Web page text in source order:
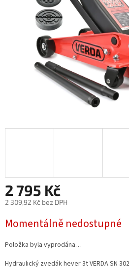
2 795 Kč
2 309,92 Kč bez DPH
cena:
Momentálně nedostupné
Položka byla vyprodána…
Hydraulický zvedák hever 3t VERDA SN